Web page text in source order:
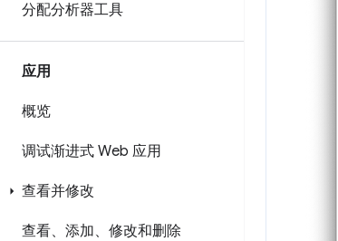
分配分析器工具
应用
概览
调试渐进式 Web 应用
查看并修改
查看、添加、修改和删除